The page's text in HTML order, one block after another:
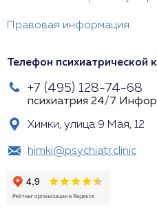
Правовая информация
Телефон психиатрической
+7 (495) 128-74-68
психиатрия 24/7
Химки, улица 9 Мая, 12
himki@psychiatr.clinic